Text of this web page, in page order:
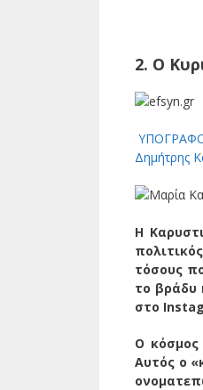
2. O
Δημήτρης
Η
τόσους
το βράδυ
στο
Ο κόσμος
Αυτός ο